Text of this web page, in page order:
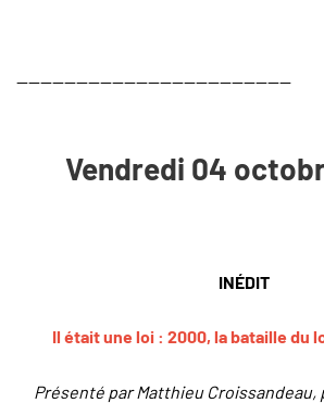
----------------------------------------------
Vendredi 04
INÉDIT
Il était une loi : 2000, la bataille du
Présenté par Matthieu Croissandeau,